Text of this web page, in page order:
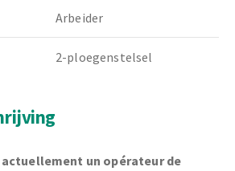
Arbeider
2-ploegenstelsel
un opérateur de